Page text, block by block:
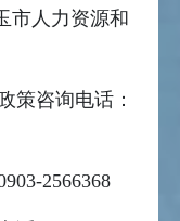
市人力资源和
策咨询电话：
2566368